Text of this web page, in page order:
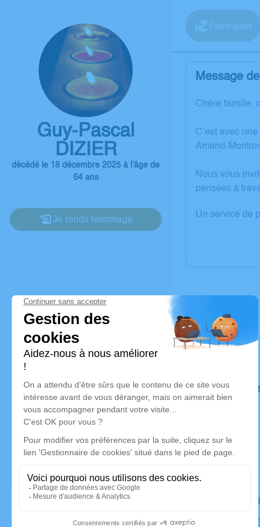
Guy-Pascal
DIZIER
décédé le 18 décembre 2025 à l'âge de
64 ans
Je rends hommage
Faire-part
Message
Chère famille,
C’est avec
Amand-
Nous vous
pensées à
Un service de
Déroulé
Le
Église,